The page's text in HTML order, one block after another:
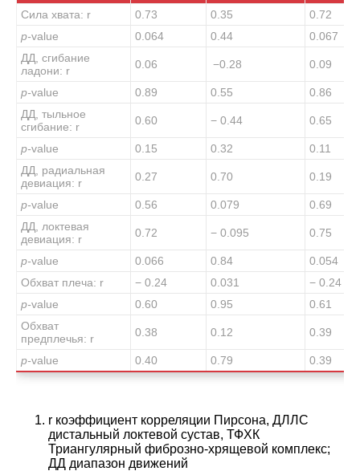
Сила хвата: r
0.73 0.35
0.72
p-value 0.064 0.44
0.067
ДД, сгибание
ладони: r
0.06 −0.28 0.09
p-value 0.89 0.55
0.86
ДД, тыльное
сгибание: r
0.60 − 0.44 0.65
p-value 0.15 0.32
0.11
ДД, радиальная
девиация: r
0.27 0.70 0.19
p-value 0.56 0.079
0.69
ДД, локтевая
девиация: r
0.72 − 0.095 0.75
p-value 0.066 0.84
0.054
Обхват плеча: r
− 0.24 0.031
− 0.24
p-value 0.60 0.95
0.61
Обхват
предплечья: r 0.38 0.12 0.39
p-value 0.40 0.79 0.39
r коэффициент корреляции Пирсона, ДЛЛС
дистальный локтевой сустав, ТФХК
Триангулярный фиброзно-хрящевой комплекс;
ДД диапазон движений